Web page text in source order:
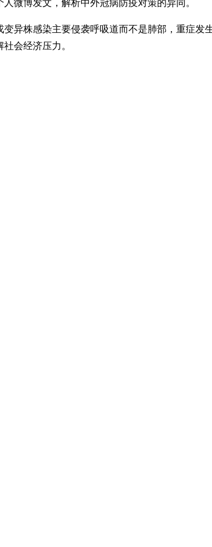
微博发文，解析中外冠病防疫对策的异同。
异株感染主要侵袭呼吸道而不是肺部，重症发
会经济压力。